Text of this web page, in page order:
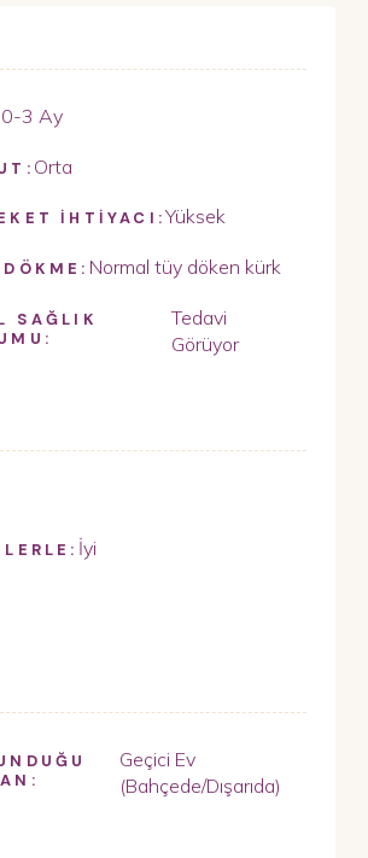
0-3 Ay
Orta
İHTİYACI:Yüksek
Normal tüy döken kürk
SAĞLIK
Tedavi
Görüyor
İyi
Geçici Ev
(Bahçede/Dışarıda)